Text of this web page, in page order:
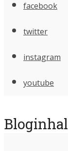
facebook
twitter
instagram
youtube